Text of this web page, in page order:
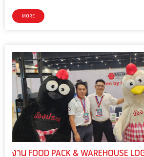
MORE
งาน FOOD PACK & WAREHOUSE